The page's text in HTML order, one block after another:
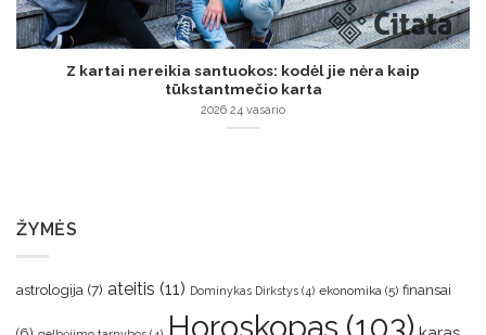
Z kartai nereikia santuokos: kodėl jie nėra kaip
tūkstantmečio karta
2026 24 vasario
ŽYMĖS
astrologija (7) ateitis (11) Dominykas Dirkstys (4) ekonomika (5) finansai
Horoskopas (103)